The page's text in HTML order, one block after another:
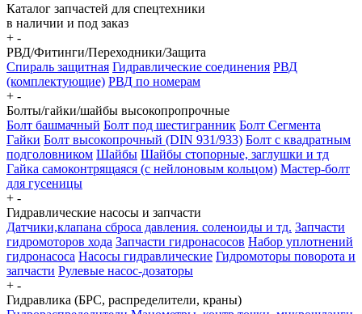
Каталог запчастей для спецтехники
в наличии и под заказ
+ -
РВД/Фитинги/Переходники/Защита
Спираль защитная Гидравлические соединения РВД
(комплектующие) РВД по номерам
+ -
Болты/гайки/шайбы высокопропрочные
Болт башмачный Болт под шестигранник Болт Сегмента
Гайки Болт высокопрочный (DIN 931/933) Болт с квадратным
подголовником Шайбы Шайбы стопорные, заглушки и тд
Гайка самоконтрящаяся (с нейлоновым кольцом) Мастер-болт
для гусеницы
+ -
Гидравлические насосы и запчасти
Датчики,клапана сброса давления. соленоиды и тд. Запчасти
гидромоторов хода Запчасти гидронасосов Набор уплотнений
гидронасоса Насосы гидравлические Гидромоторы поворота и
запчасти Рулевые насос-дозаторы
+ -
Гидравлика (БРС, распределители, краны)